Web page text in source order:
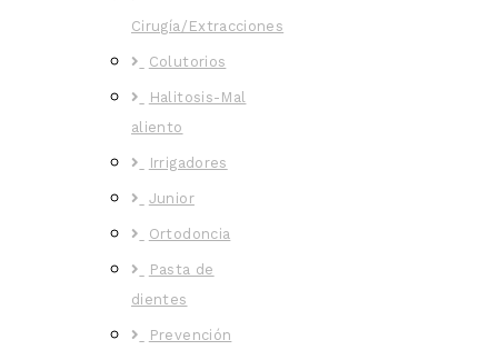
Cirugía/Extracciones
Colutorios
Halitosis-Mal
aliento
Irrigadores
Junior
Ortodoncia
Pasta de
dientes
Prevención